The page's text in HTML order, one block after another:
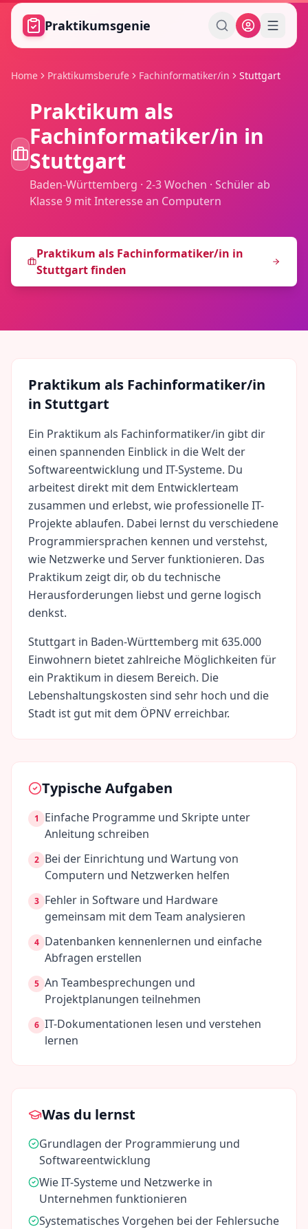
Zum Hauptinhalt springen
Praktikumsgenie
Home Praktikumsberufe Fachinformatiker/in Stuttgart
Praktikum als
Fachinformatiker/in in
Stuttgart
Baden-Württemberg ·2-3 Wochen ·Schüler ab
Klasse 9 mit Interesse an Computern
Praktikum als Fachinformatiker/in in
Stuttgartfinden
Praktikum als Fachinformatiker/in
in Stuttgart
Ein Praktikum als Fachinformatiker/in gibt dir
einen spannenden Einblick in die Welt der
Softwareentwicklung und IT-Systeme. Du
arbeitest direkt mit dem Entwicklerteam
zusammen und erlebst, wie professionelle IT-
Projekte ablaufen. Dabei lernst du verschiedene
Programmiersprachen kennen und verstehst,
wie Netzwerke und Server funktionieren. Das
Praktikum zeigt dir, ob du technische
Herausforderungen liebst und gerne logisch
denkst.
Stuttgart in Baden-Württemberg mit 635.000
Einwohnern bietet zahlreiche Möglichkeiten für
ein Praktikum in diesem Bereich. Die
Lebenshaltungskosten sind sehr hoch und die
Stadt ist gut mit dem ÖPNV erreichbar.
Typische Aufgaben
1
Einfache Programme und Skripte unter
Anleitung schreiben
2 Bei der Einrichtung und Wartung von
Computern und Netzwerken helfen
3 Fehler in Software und Hardware
gemeinsam mit dem Team analysieren
4 Datenbanken kennenlernen und einfache
Abfragen erstellen
5 An Teambesprechungen und
Projektplanungen teilnehmen
6 IT-Dokumentationen lesen und verstehen
lernen
Was du lernst
Grundlagen der Programmierung und
Softwareentwicklung
Wie IT-Systeme und Netzwerke in
Unternehmen funktionieren
Systematisches Vorgehen bei der Fehlersuche